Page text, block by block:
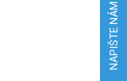
NAPIŠTE NÁM